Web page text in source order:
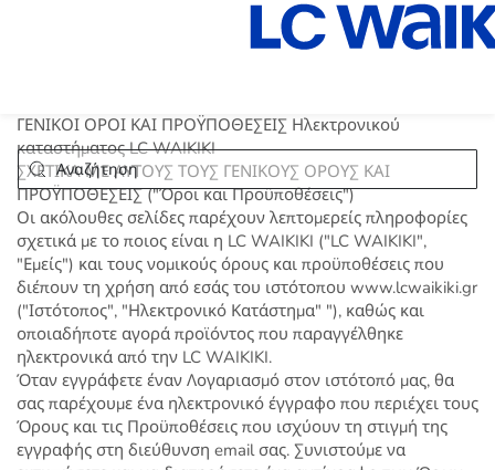
ΓΕΝΙΚΟΙ ΟΡΟΙ ΚΑΙ ΠΡΟΫΠΟΘΕΣΕΙΣ Ηλεκτρονικού
καταστήματος LC WAIKIKI
ΣΧΕΤΙΚΑ ΜΕ ΑΥΤΟΥΣ ΤΟΥΣ ΓΕΝΙΚΟΥΣ ΟΡΟΥΣ ΚΑΙ
ΠΡΟΫΠΟΘΕΣΕΙΣ ("Όροι και Προϋποθέσεις")
Οι ακόλουθες σελίδες παρέχουν λεπτομερείς πληροφορίες
σχετικά με το ποιος είναι η LC WAIKIKI ("LC WAIKIKI",
"Εμείς") και τους νομικούς όρους και προϋποθέσεις που
διέπουν τη χρήση από εσάς του ιστότοπου www.lcwaikiki.gr
("Ιστότοπος", "Ηλεκτρονικό Κατάστημα" "), καθώς και
οποιαδήποτε αγορά προϊόντος που παραγγέλθηκε
ηλεκτρονικά από την LC WAIKIKI.
Όταν εγγράφετε έναν Λογαριασμό στον ιστότοπό μας, θα
σας παρέχουμε ένα ηλεκτρονικό έγγραφο που περιέχει τους
Όρους και τις Προϋποθέσεις που ισχύουν τη στιγμή της
εγγραφής στη διεύθυνση email σας. Συνιστούμε να